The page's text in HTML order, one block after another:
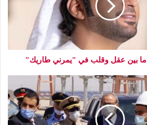
ما بين عقل وقلب في "يمرني طاريك"